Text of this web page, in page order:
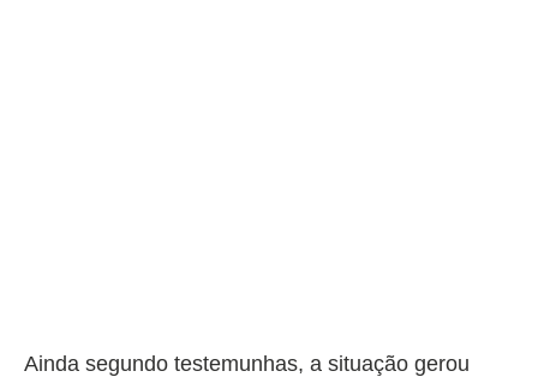
Ainda segundo testemunhas, a situação gerou